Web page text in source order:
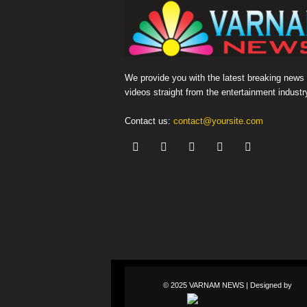
We provide you with the latest breaking news
videos straight from the entertainment
Contact us: contact@yoursite.com
© 2025 VARNAM NEWS | Designed by